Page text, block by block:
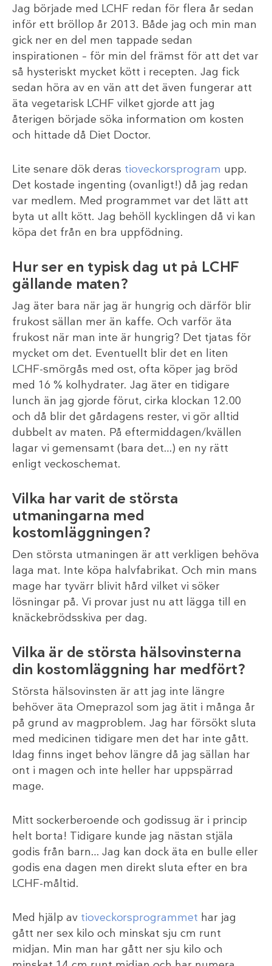
Jag började med LCHF redan för flera år sedan
inför ett bröllop år 2013. Både jag och min man
gick ner en del men tappade sedan
inspirationen – för min del främst för att det var
så hysteriskt mycket kött i recepten. Jag fick
sedan höra av en vän att det även fungerar att
äta vegetarisk LCHF vilket gjorde att jag
återigen började söka information om kosten
och hittade då Diet Doctor.
Lite senare dök deras tioveckorsprogram upp.
Det kostade ingenting (ovanligt!) då jag redan
var medlem. Med programmet var det lätt att
byta ut allt kött. Jag behöll kycklingen då vi kan
köpa det från en bra uppfödning.
Hur ser en typisk dag ut på LCHF
gällande maten?
Jag äter bara när jag är hungrig och därför blir
frukost sällan mer än kaffe. Och varför äta
frukost när man inte är hungrig? Det tjatas för
mycket om det. Eventuellt blir det en liten
LCHF-smörgås med ost, ofta köper jag bröd
med 16 % kolhydrater. Jag äter en tidigare
lunch än jag gjorde förut, cirka klockan 12.00
och då blir det gårdagens rester, vi gör alltid
dubbelt av maten. På eftermiddagen/kvällen
lagar vi gemensamt (bara det…) en ny rätt
enligt veckoschemat.
Vilka har varit de största
utmaningarna med
kostomläggningen?
Den största utmaningen är att verkligen behöva
laga mat. Inte köpa halvfabrikat. Och min mans
mage har tyvärr blivit hård vilket vi söker
lösningar på. Vi provar just nu att lägga till en
knäckebrödsskiva per dag.
Vilka är de största hälsovinsterna
din kostomläggning har medfört?
Största hälsovinsten är att jag inte längre
behöver äta Omeprazol som jag ätit i många år
på grund av magproblem. Jag har försökt sluta
med medicinen tidigare men det har inte gått.
Idag finns inget behov längre då jag sällan har
ont i magen och inte heller har uppspärrad
mage.
Mitt sockerberoende och godissug är i princip
helt borta! Tidigare kunde jag nästan stjäla
godis från barn… Jag kan dock äta en bulle eller
godis ena dagen men direkt sluta efter en bra
LCHF-måltid.
Med hjälp av tioveckorsprogrammet har jag
gått ner sex kilo och minskat sju cm runt
midjan. Min man har gått ner sju kilo och